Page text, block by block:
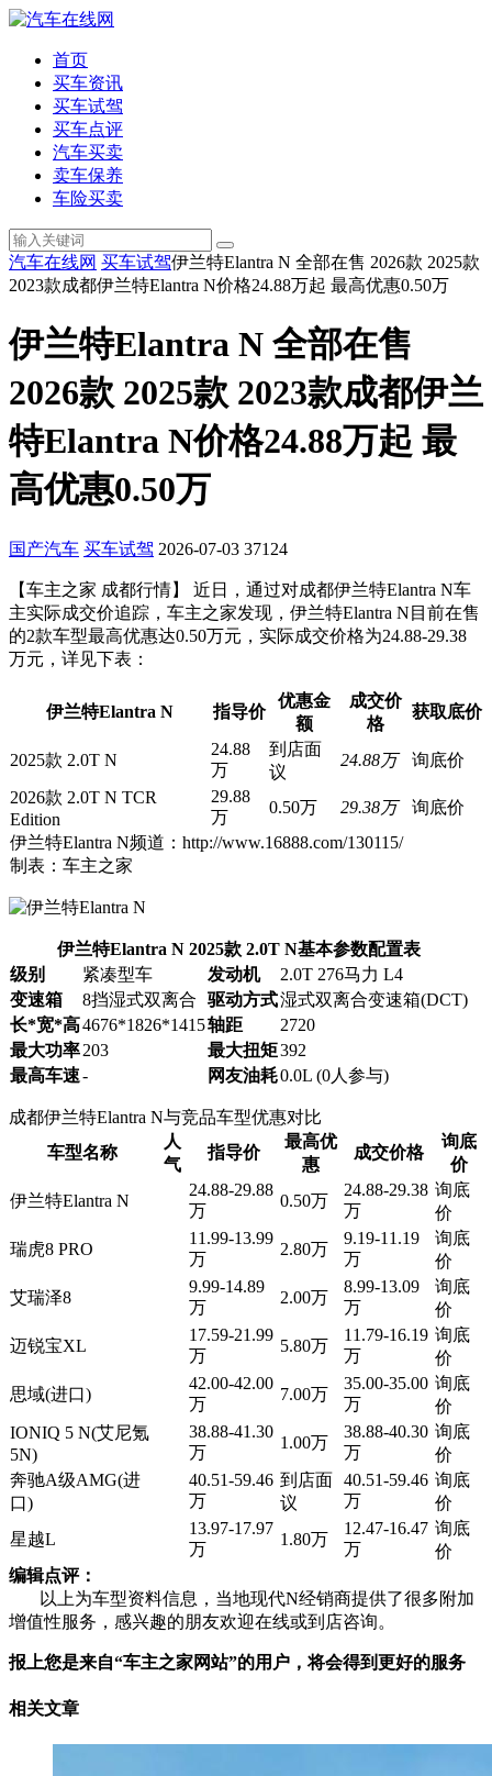
首页
买车资讯
买车试驾
买车点评
汽车买卖
卖车保养
车险买卖
汽车在线网 买车试驾伊兰特Elantra N 全部在售 2026款 2025款
2023款成都伊兰特Elantra N价格24.88万起 最高优惠0.50万
伊兰特Elantra N 全部在售
2026款 2025款 2023款成都伊兰
特Elantra N价格24.88万起 最
高优惠0.50万
国产汽车 买车试驾 2026-07-03 37124
【车主之家 成都行情】 近日，通过对成都伊兰特Elantra N车
主实际成交价追踪，车主之家发现，伊兰特Elantra N目前在售
的2款车型最高优惠达0.50万元，实际成交价格为24.88-29.38
万元，详见下表：
伊兰特Elantra N 指导价
优惠金
额
成交价
格
获取底价
2025款 2.0T N
24.88
万
到店面
议
24.88万
询底价
2026款 2.0T N TCR
Edition
29.88
万
0.50万 29.38万
询底价
伊兰特Elantra N频道：http://www.16888.com/130115/
制表：车主之家
伊兰特Elantra N 2025款 2.0T N基本参数配置表
级别
紧凑型车 发动机
2.0T 276马力 L4
变速箱
8挡湿式双离合 驱动方式湿式双离合变速箱(DCT)
长*宽*高4676*1826*1415轴距
2720
最大功率203 最大扭矩392
最高车速- 网友油耗0.0L (0人参与)
成都伊兰特Elantra N与竞品车型优惠对比
车型名称
人
气
指导价
最高优
惠
成交价格
询底
价
伊兰特Elantra N
24.88-29.88
万
0.50万
24.88-29.38
万
询底
价
瑞虎8 PRO
11.99-13.99
万
2.80万
9.19-11.19
万
询底
价
艾瑞泽8
9.99-14.89
万
2.00万
8.99-13.09
万
询底
价
迈锐宝XL
17.59-21.99
万
5.80万
11.79-16.19
万
询底
价
思域(进口)
42.00-42.00
万
7.00万
35.00-35.00
万
询底
价
IONIQ 5 N(艾尼氪
5N)
38.88-41.30
万
1.00万
38.88-40.30
万
询底
价
奔驰A级AMG(进
口)
40.51-59.46
万
到店面
议
40.51-59.46
万
询底
价
星越L
13.97-17.97
万
1.80万
12.47-16.47
万
询底
价
编辑点评：
以上为车型资料信息，当地现代N经销商提供了很多附加
增值性服务，感兴趣的朋友欢迎在线或到店咨询。
报上您是来自“车主之家网站”的用户，将会得到更好的服务
相关文章